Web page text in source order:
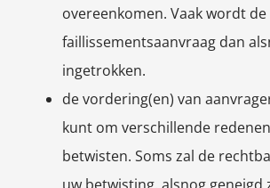
overeenkomen. Vaak wordt de
faillissementsaanvraag dan
ingetrokken.
de vordering(en) van
kunt om verschillende
betwisten. Soms zal de